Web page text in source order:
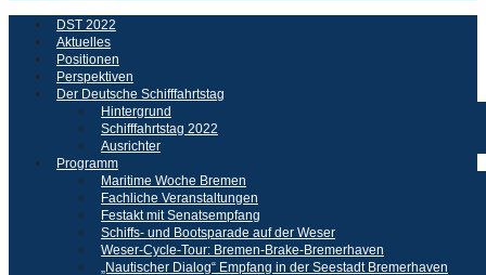
DST 2022
Aktuelles
Positionen
Perspektiven
Der Deutsche Schifffahrtstag
Hintergrund
Schifffahrtstag 2022
Ausrichter
Programm
Maritime Woche Bremen
Fachliche Veranstaltungen
Festakt mit Senatsempfang
Schiffs- und Bootsparade auf der Weser
Weser-Cycle-Tour: Bremen-Brake-Bremerhaven
„Nautischer Dialog“ Empfang in der Seestadt Bremerhaven